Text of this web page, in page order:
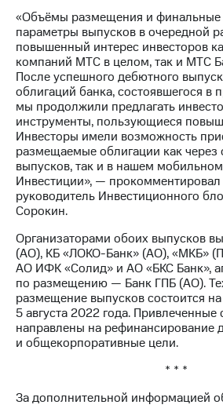
На главную
«Объёмы размещения и финальные
параметры выпусков в очередной
повышенный интерес инвесторов
компаний МТС в целом, так и МТС
После успешного дебютного
облигаций банка, состоявшегося в
мы продолжили предлагать
инструменты, пользующиеся
Инвесторы имели возможность
размещаемые облигации как через
выпусков, так и в нашем
Инвестиции», — прокомментировал
руководитель Инвестиционного
Сорокин.
Организаторами обоих выпусков
(АО), КБ «ЛОКО-Банк» (АО), «МКБ»
АО ИФК «Солид» и АО «БКС Банк»,
по размещению — Банк ГПБ (АО).
размещение выпусков состоится
5 августа 2022 года. Привлеченные
направлены на рефинансирование
и общекорпоративные цели.
* * *
За дополнительной информацией